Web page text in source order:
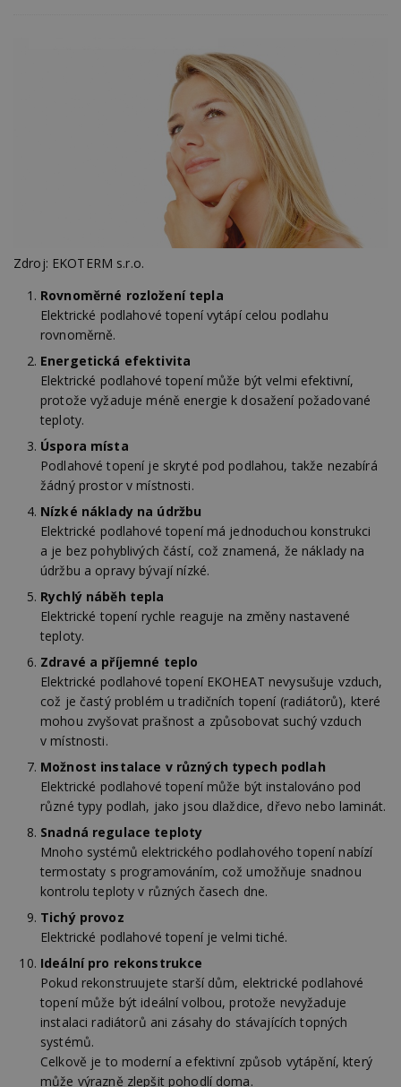
Zdroj: EKOTERM s.r.o.
Rovnoměrné rozložení tepla
Elektrické podlahové topení vytápí celou podlahu
rovnoměrně.
Energetická efektivita
Elektrické podlahové topení může být velmi efektivní,
protože vyžaduje méně energie k dosažení požadované
teploty.
Úspora místa
Podlahové topení je skryté pod podlahou, takže nezabírá
žádný prostor v místnosti.
Nízké náklady na údržbu
Elektrické podlahové topení má jednoduchou konstrukci
a je bez pohyblivých částí, což znamená, že náklady na
údržbu a opravy bývají nízké.
Rychlý náběh tepla
Elektrické topení rychle reaguje na změny nastavené
teploty.
Zdravé a příjemné teplo
Elektrické podlahové topení EKOHEAT nevysušuje vzduch,
což je častý problém u tradičních topení (radiátorů), které
mohou zvyšovat prašnost a způsobovat suchý vzduch
v místnosti.
Možnost instalace v různých typech podlah
Elektrické podlahové topení může být instalováno pod
různé typy podlah, jako jsou dlaždice, dřevo nebo laminát.
Snadná regulace teploty
Mnoho systémů elektrického podlahového topení nabízí
termostaty s programováním, což umožňuje snadnou
kontrolu teploty v různých časech dne.
Tichý provoz
Elektrické podlahové topení je velmi tiché.
Ideální pro rekonstrukce
Pokud rekonstruujete starší dům, elektrické podlahové
topení může být ideální volbou, protože nevyžaduje
instalaci radiátorů ani zásahy do stávajících topných
systémů.
Celkově je to moderní a efektivní způsob vytápění, který
může výrazně zlepšit pohodlí doma.